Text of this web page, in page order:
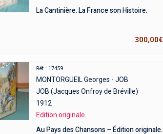
La Cantinière. La France son Histoire.
300,00€
Réf : 17459
MONTORGUEIL Georges - JOB
JOB (Jacques Onfroy de Bréville)
1912
Edition originale
Au Pays des Chansons – Édition originale.